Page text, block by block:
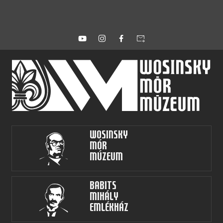
forward_to_inbox
Wosinsky
Mór
Múzeum
Babits
Mihály
Emlékház